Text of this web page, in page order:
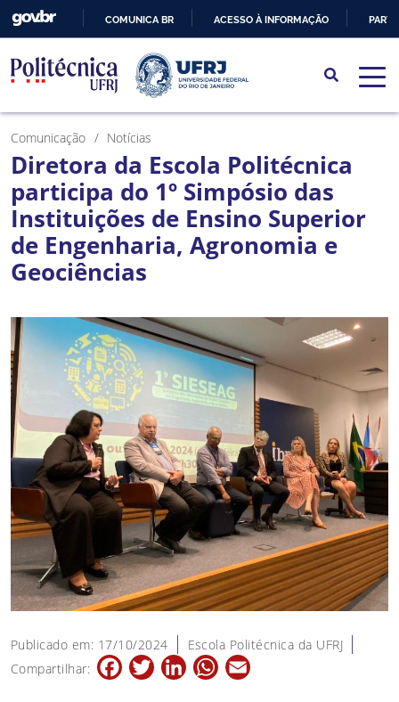
PARA
O
CONTEÚDO
COMUNICA BR ACESSO À INFORMAÇÃO
Comunicação Notícias
Diretora da Escola Politécnica
participa do 1º Simpósio das
Instituições de Ensino Superior
de Engenharia, Agronomia e
Geociências
Publicado em: 17/10/2024
Escola Politécnica da UFRJ
Compartilhar:
FacebookTwitterLinkedInWhatsApp